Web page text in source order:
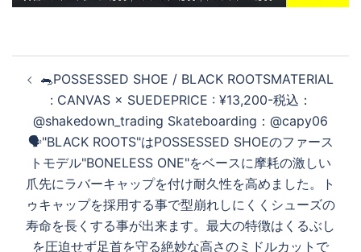
稿
ビ
ー
シ
ョ
🐀POSSESSED SHOE / BLACK ROOTSMATERIAL
: CANVAS × SUEDEPRICE : ¥13,200-税込：
@shakedown_trading Skateboarding：@capy06
🗣"BLACK ROOTS"はPOSSESSED SHOEのファース
トモデル"BONELESS ONE"をベースに摩耗の激しい
爪先にラバーキャップを付け耐久性を高めました。ト
ゥキャップを採用する事で型崩れしにくくシューズの
寿命を長くする事が出来ます。最大の特徴はくるぶし
を圧迫せず足首を守る絶妙な高さのミドルカットで